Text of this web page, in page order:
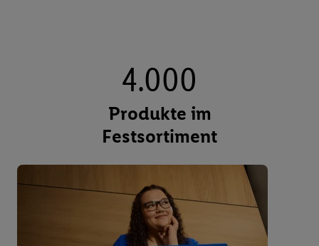
4.000
Produkte im
Festsortiment